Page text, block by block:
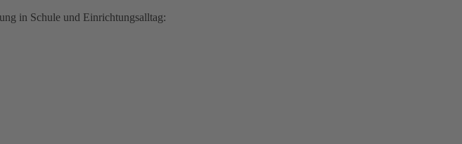
in Schule und Einrichtungsalltag: